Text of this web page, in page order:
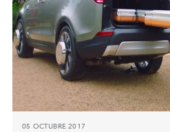
05 OCTUBRE 2017